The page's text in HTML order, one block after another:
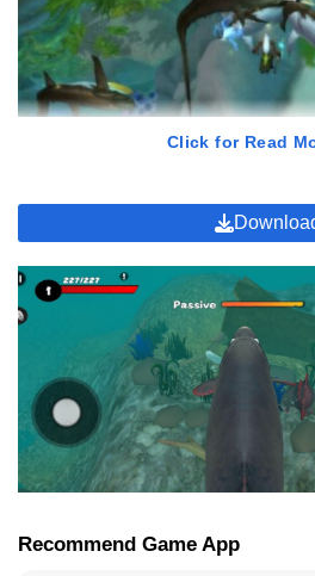
Apa itu Fish And Grow Mod APK
Apakah Fish And Grow Mod APK
Apakah Fish And Grow Mod APK
Begini Caranya Download Fish
dalam kolom pencarian “Fish And Grow
Fish And Grow, baca semua
temen kamu yang suka main game
temukan tombol download di bawah
detik, maka otomatis file apk pun
kamu selesai download, sebelum aku
nih kak Mulya kasih tau dulu hal yang
game ini, mulai dari kelebihannya,
ikan yang bisa jadi pilihan tepat bagi
Click for Read
Recommend Game App